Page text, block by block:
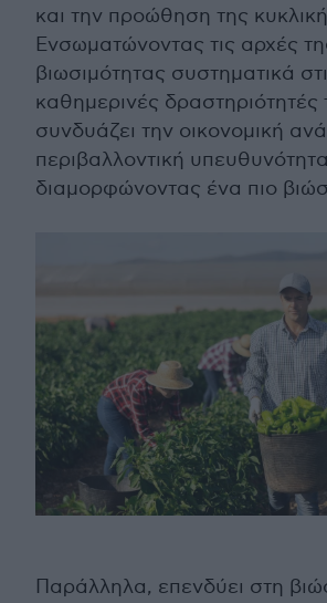
και την προώθηση της
Ενσωματώνοντας τις αρχές
βιωσιμότητας συστηματικά
καθημερινές δραστηριότητές
συνδυάζει την οικονομική
περιβαλλοντική
διαμορφώνοντας ένα πιο
Παράλληλα, επενδύει στη